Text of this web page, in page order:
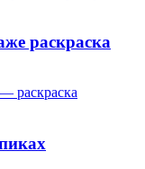
раскраска